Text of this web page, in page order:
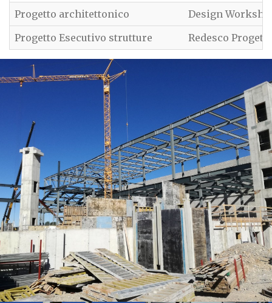
Progetto architettonico
Design
Progetto Esecutivo strutture
Redesco Progetti